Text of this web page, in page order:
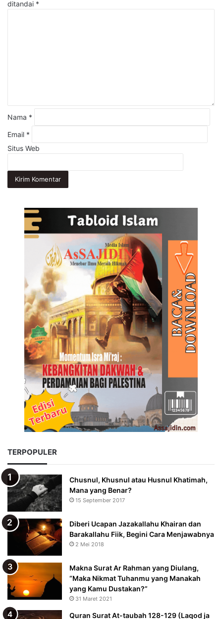
ditandai *
Nama *
Email *
Situs Web
TERPOPULER
Chusnul, Khusnul atau Husnul Khatimah,
Mana yang Benar?
15 September 2017
Diberi Ucapan Jazakallahu Khairan dan
Barakallahu Fiik, Begini Cara Menjawabnya
2 Mei 2018
Makna Surat Ar Rahman yang Diulang,
“Maka Nikmat Tuhanmu yang Manakah
yang Kamu Dustakan?”
31 Maret 2021
Quran Surat At-taubah 128-129 (Laqod ja